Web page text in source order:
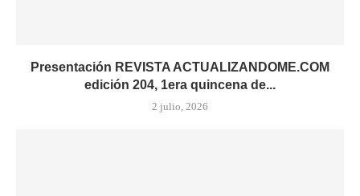
Presentación REVISTA ACTUALIZANDOME.COM
edición 204, 1era quincena de...
2 julio, 2026